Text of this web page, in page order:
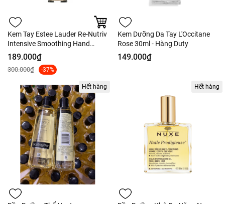
Kem Tay Estee Lauder Re-Nutriv
Intensive Smoothing Hand
Creme - Nobox Tách Set US
189.000₫
300.000₫ -37%
Kem Dưỡng Da Tay L'Occitane
Rose 30ml - Hàng Duty
149.000₫
Hết hàng Hết hàng